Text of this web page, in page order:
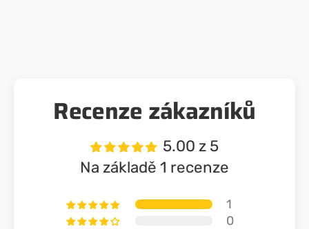
Recenze zákazníků
5.00 z 5
Na základě 1 recenze
1
0